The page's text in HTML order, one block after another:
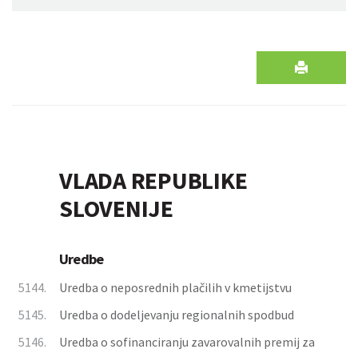
VLADA REPUBLIKE
SLOVENIJE
Uredbe
5144.
Uredba o neposrednih plačilih v kmetijstvu
5145.
Uredba o dodeljevanju regionalnih spodbud
5146.
Uredba o sofinanciranju zavarovalnih premij za